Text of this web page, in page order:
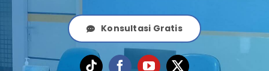
Konsultasi Gratis